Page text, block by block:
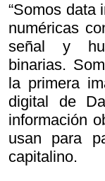
“Somos data
numéricas
señal y
binarias.
la primera
digital de
información
usan para
capitalino.